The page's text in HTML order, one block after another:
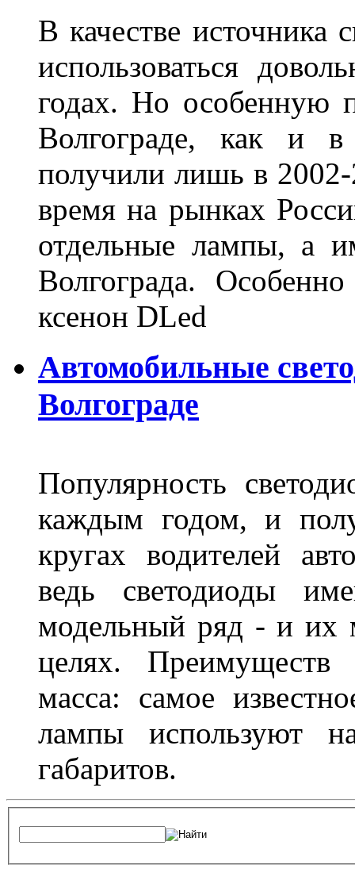
В качестве источника
использоваться
годах. Но особенную
Волгограде, как и
получили лишь в
время на рынках
отдельные лампы, а
Волгограда.
ксенон DLed
Автомобильные
Волгограде
Популярность
каждым годом, и
кругах водителей
ведь светодиоды
модельный ряд - и их
целях.
масса: самое
лампы используют
габаритов.